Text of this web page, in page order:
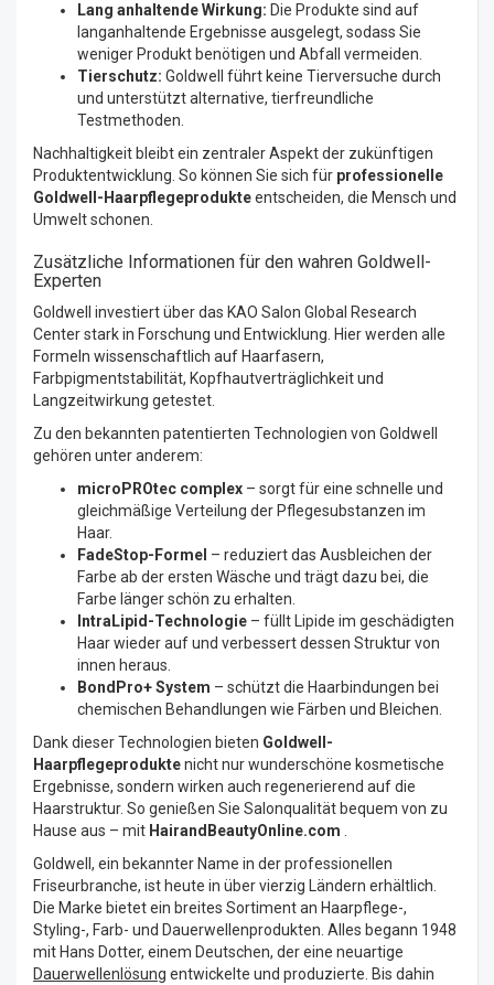
Lang anhaltende Wirkung: Die Produkte sind auf
langanhaltende Ergebnisse ausgelegt, sodass Sie
weniger Produkt benötigen und Abfall vermeiden.
Tierschutz: Goldwell führt keine Tierversuche durch
und unterstützt alternative, tierfreundliche
Testmethoden.
Nachhaltigkeit bleibt ein zentraler Aspekt der zukünftigen
Produktentwicklung. So können Sie sich für professionelle
Goldwell-Haarpflegeprodukteentscheiden, die Mensch und
Umwelt schonen.
Zusätzliche Informationen für den wahren Goldwell-
Experten
Goldwell investiert über das KAO Salon Global Research
Center stark in Forschung und Entwicklung. Hier werden alle
Formeln wissenschaftlich auf Haarfasern,
Farbpigmentstabilität, Kopfhautverträglichkeit und
Langzeitwirkung getestet.
Zu den bekannten patentierten Technologien von Goldwell
gehören unter anderem:
microPROtec complex – sorgt für eine schnelle und
gleichmäßige Verteilung der Pflegesubstanzen im
Haar.
FadeStop-Formel – reduziert das Ausbleichen der
Farbe ab der ersten Wäsche und trägt dazu bei, die
Farbe länger schön zu erhalten.
IntraLipid-Technologie – füllt Lipide im geschädigten
Haar wieder auf und verbessert dessen Struktur von
innen heraus.
BondPro+ System – schützt die Haarbindungen bei
chemischen Behandlungen wie Färben und Bleichen.
Dank dieser Technologien bieten Goldwell-
Haarpflegeproduktenicht nur wunderschöne kosmetische
Ergebnisse, sondern wirken auch regenerierend auf die
Haarstruktur. So genießen Sie Salonqualität bequem von zu
Hause aus – mit HairandBeautyOnline.com
Goldwell, ein bekannter Name in der professionellen
Friseurbranche, ist heute in über vierzig Ländern erhältlich.
Die Marke bietet ein breites Sortiment an Haarpflege-,
Styling-, Farb- und Dauerwellenprodukten. Alles begann 1948
mit Hans Dotter, einem Deutschen, der eine neuartige
Dauerwellenlösung entwickelte und produzierte. Bis dahin